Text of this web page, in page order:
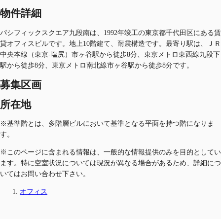
物件詳細
パシフィックスクエア九段南は、1992年竣工の東京都千代田区にある賃
貸オフィスビルです。地上10階建て、耐震構造です。最寄り駅は、ＪＲ
中央本線（東京-塩尻）市ヶ谷駅から徒歩8分、東京メトロ東西線九段下
駅から徒歩8分、東京メトロ南北線市ヶ谷駅から徒歩8分です。
募集区画
所在地
※基準階とは、多階層ビルにおいて基準となる平面を持つ階になりま
す。
※このページに含まれる情報は、一般的な情報提供のみを目的としてい
ます。特に空室状況については現況が異なる場合があるため、詳細につ
いてはお問い合わせ下さい。
オフィス